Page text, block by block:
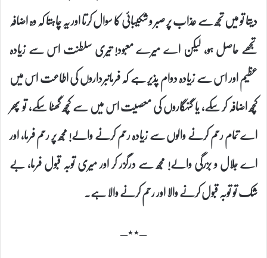
دیتا تو میں تجھ سے عذاب پر صبر و شکیبائی کا سوال کرتا اور یہ چاہتا کہ وہ اضافہ
تجھے حاصل ہو، لیکن اے میرے معبود! تیری سلطنت اس سے زیادہ
عظیم اور اس سے زیادہ دوام پذیر ہے کہ فرمانبرداروں کی اطاعت اس میں
کچھ اضافہ کر سکے، یا گنہگاروں کی معصیت اس میں سے کچھ گھٹا سکے، تو پھر
اے تمام رحم کرنے والوں سے زیادہ رحم کرنے والے! مجھ پر رحم فرما، اور
اے جلال و بزرگی والے! مجھ سے درگزر کر اور میری توبہ قبول فرما، بے
شک تو توبہ قبول کرنے والا اور رحم کرنے والا ہے۔
–٭٭–